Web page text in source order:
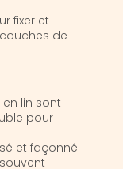
fixer et
de
en lin sont
pour
et façonné